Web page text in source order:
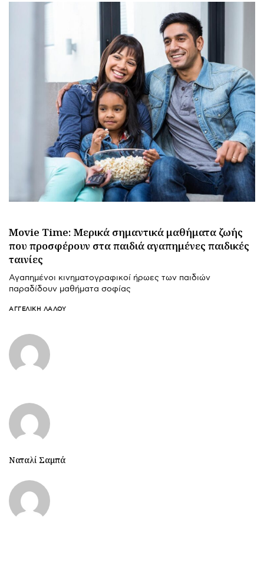
Movie Time: Μερικά σημαντικά μαθήματα ζωής
που προσφέρουν στα παιδιά αγαπημένες παιδικές
ταινίες
Αγαπημένοι κινηματογραφικοί ήρωες των παιδιών
παραδίδουν μαθήματα σοφίας
ΑΓΓΕΛΙΚΉ ΛΆΛΟΥ
Ναταλί Σαμπά